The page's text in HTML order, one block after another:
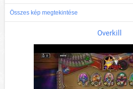
Összes kép megtekintése
Overkill